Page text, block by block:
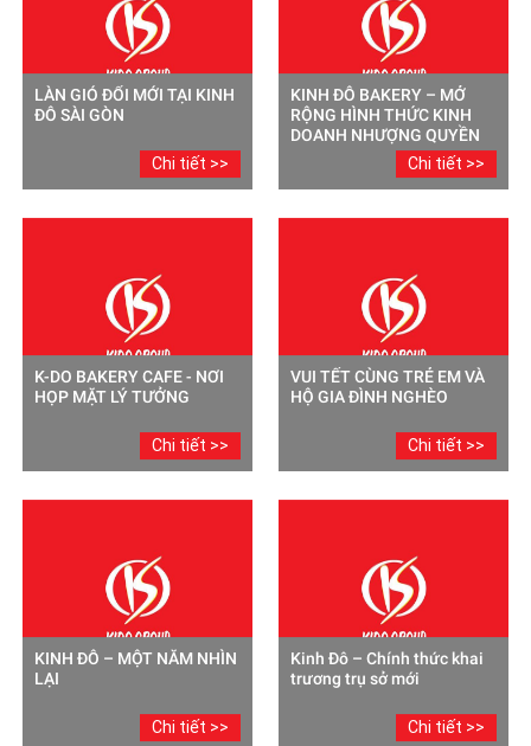
LÀN GIÓ ĐỔI MỚI TẠI KINH
ĐÔ SÀI GÒN
Chi tiết >>
KINH ĐÔ BAKERY – MỞ
RỘNG HÌNH THỨC KINH
DOANH NHƯỢNG QUYỀN
Chi tiết >>
K-DO BAKERY CAFE - NƠI
HỌP MẶT LÝ TƯỞNG
Chi tiết >>
VUI TẾT CÙNG TRẺ EM VÀ
HỘ GIA ĐÌNH NGHÈO
Chi tiết >>
KINH ĐÔ – MỘT NĂM NHÌN
LẠI
Chi tiết >>
Kinh Đô – Chính thức khai
trương trụ sở mới
Chi tiết >>